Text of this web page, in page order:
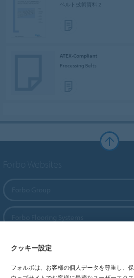
ベルト技術資料 2
ATEX-Compliant
Processing Belts
Forbo Movement Systems
クッキー設定
フォルボは、お客様の個人データを尊重し、